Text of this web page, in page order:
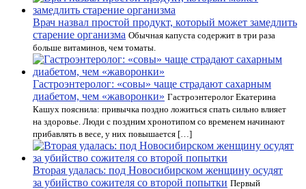
Врач назвал простой продукт, который может замедлить
старение организма Обычная капуста содержит в три раза
больше витаминов, чем томаты.
Гастроэнтеролог: «совы» чаще страдают сахарным
диабетом, чем «жаворонки» Гастроэнтеролог Екатерина
Кашух пояснила: привычка поздно ложиться спать сильно влияет
на здоровье. Люди c поздним хронотипом со временем начинают
прибавлять в весе, у них повышается […]
Вторая удалась: под Новосибирском женщину осудят
за убийство сожителя со второй попытки Первый